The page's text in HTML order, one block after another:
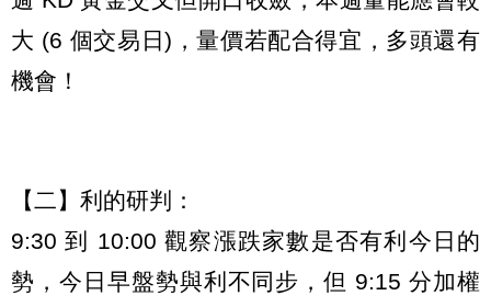
大 (6 個交易日)，量價若配合得宜，多頭還有
機會！
【二】利的研判：
9:30 到 10:00 觀察漲跌家數是否有利今日的
勢，今日早盤勢與利不同步，但 9:15 分加權